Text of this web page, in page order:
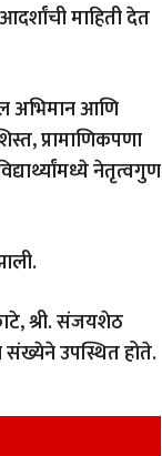
माहिती देत
अभिमान आणि
प्रामाणिकपणा
नेतृत्वगुण
श्री. संजयशेठ
संख्येने उपस्थित होते.